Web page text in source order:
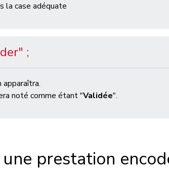
la case adéquate
;
noté comme étant "Validée".
prestation